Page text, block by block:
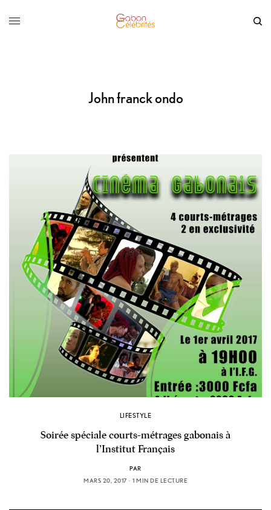
John franck ondo
LIFESTYLE
Soirée spéciale courts-métrages gabonais à
l’Institut Français
PAR
MARS 20, 2017
1 MIN DE LECTURE